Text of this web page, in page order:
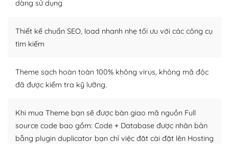
– Sở hữu một cộng đồng lớn, sẵn sàng hỗ trợ
khổng lồ được kiểm duyệt bởi các nhân viên và những
người cuồng tín WordPress.
Nếu bạn gặp khó khăn, bạn có thể lên mạng và tìm
kiếm những cộng đồng WordPress, họ sẽ giúp bạn trả
lời, giải đáp vấn đề của bạn.
dàng sử dụng
Thiết kế chuẩn SEO, load nhanh nhẹ tối ưu với các công cụ
tìm kiếm
Theme sạch hoàn toàn 100% không virus, không mã độc
đã được kiểm tra kỹ lưỡng.
Khi mua Theme bạn sẽ được bàn giao mã nguồn Full
source code bao gồm: Code + Database được nhân bản
bằng plugin duplicator bạn chỉ việc đăt cài đặt lên Hosting